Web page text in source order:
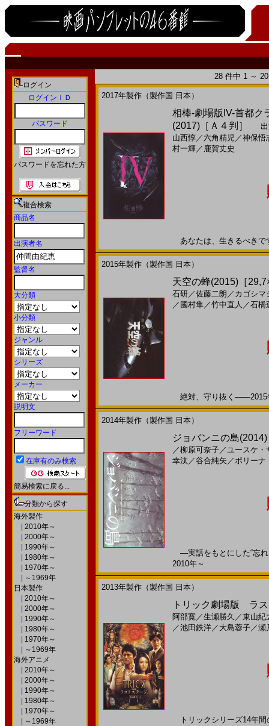
ログイン
ログインＩＤ
パスワード
パスワードを忘れた方
複合検索
商品名
出演者名
監督名
大分類
小分類
ジャンル
シリーズ
メーカー
説明文
フリーワード
在庫有のみ検索
簡易検索に戻る...
分類から探す
海外製作
2010年～
2000年～
1990年～
1980年～
1970年～
～1969年
日本製作
2010年～
2000年～
1990年～
1980年～
1970年～
～1969年
海外アニメ
2010年～
2000年～
1990年～
1980年～
1970年～
～1969年
28 件中 1 ～
2017年製作（製作国 日本）
相棒-劇場版IV-首都
(2017)［Ａ４判］
出
山西惇／ 六角精児／神保悟
村一輝／ 鹿賀丈史
あなたは、生きるべき
2015年製作（製作国 日本）
天空の蜂(2015)［
石研／佐藤二朗 ／ カゴシマ
／ 國村隼／竹中直人 ／石橋
絶対、守り抜く
2014年製作（製作国 日本）
ジョバンニの島
／柳原可奈子／ユースケ・
幸汰 ／谷合純矢 ／ポリーナ
―実話をもとにした“忘
2010年～
2013年製作（製作国 日本）
トリック劇場版 ラ
阿部寛／生瀬勝久 ／東山紀
／池田鉄洋／ 大島蓉子／瀬
トリックシリーズ14年